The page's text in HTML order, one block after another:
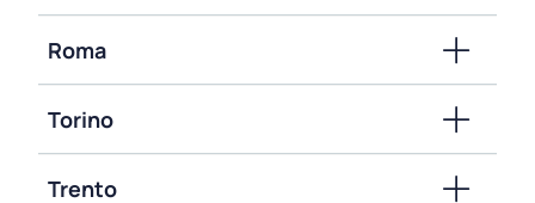
Roma
Torino
Trento